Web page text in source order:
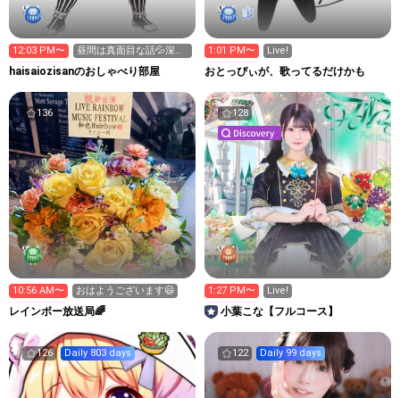
12:03 PM〜
昼間は真面目な話💦深夜
はエロトーク🔞👯‍♀️🤣
haisaiozisanのおしゃべり部屋
1:01 PM〜 Live!
おとっぴぃが、歌ってるだけかも
136
10:56 AM〜 おはようございます😃
レインボー放送局🌈
128
1:27 PM〜 Live!
小葉こな【フルコース】
126 Daily 803 days 122 Daily 99 days